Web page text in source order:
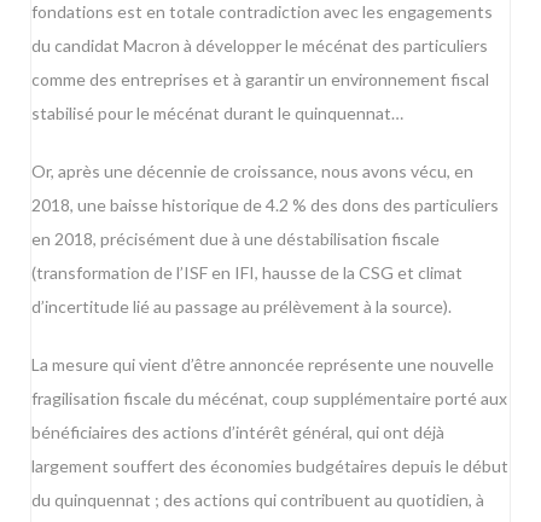
fondations est en totale contradiction avec les engagements
du candidat Macron à développer le mécénat des particuliers
comme des entreprises et à garantir un environnement fiscal
stabilisé pour le mécénat durant le quinquennat…
Or, après une décennie de croissance, nous avons vécu, en
2018, une baisse historique de 4.2 % des dons des particuliers
en 2018, précisément due à une déstabilisation fiscale
(transformation de l’ISF en IFI, hausse de la CSG et climat
d’incertitude lié au passage au prélèvement à la source).
La mesure qui vient d’être annoncée représente une nouvelle
fragilisation fiscale du mécénat, coup supplémentaire porté aux
bénéficiaires des actions d’intérêt général, qui ont déjà
largement souffert des économies budgétaires depuis le début
du quinquennat ; des actions qui contribuent au quotidien, à